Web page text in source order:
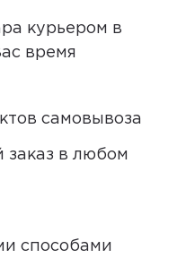
курьером в
время
самовывоза
заказ в любом
способами